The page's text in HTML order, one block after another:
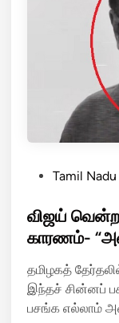
s
t
d
i
n
Tamil Nadu
விஜய்
காரணம்-
தமிழகத்
இந்தச் சின்னப்
பசங்க எல்லாம்